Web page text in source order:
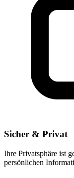
Sicher & Privat
Ihre Privatsphäre ist
persönlichen